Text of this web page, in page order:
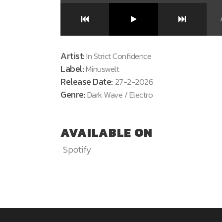
Artist:In Strict Confidence
Label:Minuswelt
Release Date: 27-2-2026
Genre:Dark Wave / Electro
AVAILABLE ON
Spotify